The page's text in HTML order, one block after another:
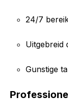
24/7
Uitgebreid
Gunstige